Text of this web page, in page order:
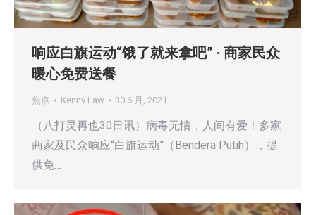
响应白旗运动“饿了就来拿吧” · 商家民众
暖心免费送餐
焦点 Kenny Law 30 6 月, 2021
（八打灵再也30日讯）病毒无情，人间有爱！多家
商家及民众响应“白旗运动”（Bendera Putih），提
供免…